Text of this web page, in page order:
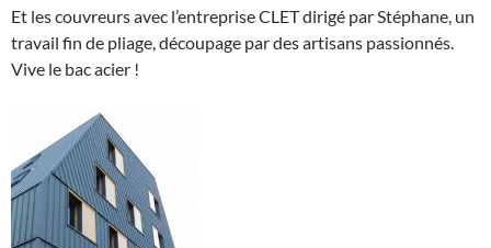
Et les couvreurs avec l’entreprise CLET dirigé par Stéphane, un
travail fin de pliage, découpage par des artisans passionnés.
Vive le bac acier !